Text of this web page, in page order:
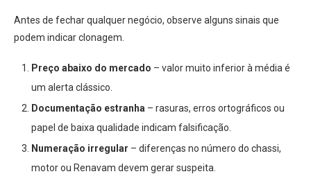
Antes de fechar qualquer negócio, observe alguns sinais que
podem indicar clonagem.
Preço abaixo do mercado – valor muito inferior à média é
um alerta clássico.
Documentação estranha – rasuras, erros ortográficos ou
papel de baixa qualidade indicam falsificação.
Numeração irregular – diferenças no número do chassi,
motor ou Renavam devem gerar suspeita.